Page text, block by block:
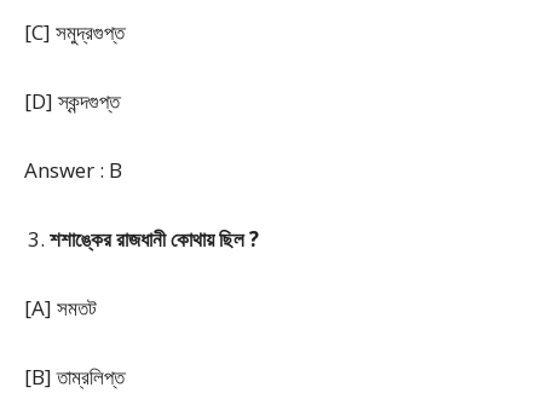
[C] সমুদ্রগুপ্ত
[D] স্কন্দগুপ্ত
Answer : B
শশাঙ্কের রাজধানী কোথায় ছিল ?
[A] সমতট
[B] তাম্রলিপ্ত